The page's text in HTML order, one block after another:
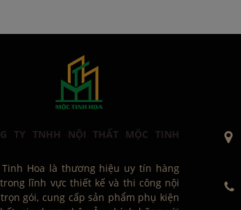
TY TNHH NỘI THẤT MỘC TINH
Tinh Hoa là thương hiệu uy tín hàng
lĩnh vực thiết kế và thi công nội
gói, cung cấp sản phẩm phụ kiện